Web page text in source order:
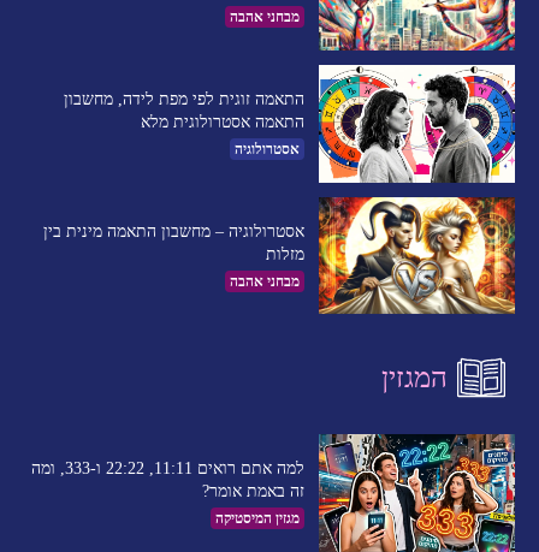
מבחני אהבה
התאמה זוגית לפי מפת לידה, מחשבון
התאמה אסטרולוגית מלא
אסטרולוגיה
אסטרולוגיה – מחשבון התאמה מינית בין
מזלות
מבחני אהבה
המגזין
למה אתם רואים 11:11, 22:22 ו-333, ומה
זה באמת אומר?
מגזין המיסטיקה